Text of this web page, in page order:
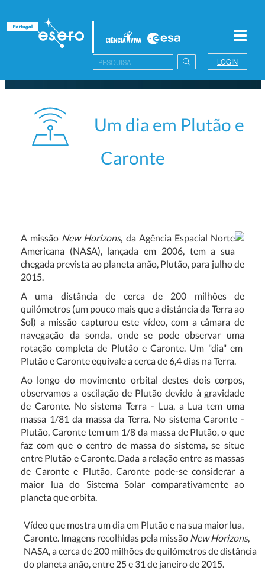
LOGIN
Um dia em Plutão e
Caronte
A missão New Horizons, da Agência Espacial Norte
Americana (NASA), lançada em 2006, tem a sua
chegada prevista ao planeta anão, Plutão, para julho de
2015.
A uma distância de cerca de 200 milhões de
quilómetros (um pouco mais que a distância da Terra ao
Sol) a missão capturou este vídeo, com a câmara de
navegação da sonda, onde se pode observar uma
rotação completade Plutão e Caronte. Um "dia" em
Plutãoe Caronteequivale a cerca de 6,4dias na Terra.
Ao longo do movimento orbital destes dois corpos,
observamos a oscilação de Plutão devido à gravidade
de Caronte. No sistema Terra - Lua, a Lua tem uma
massa 1/81 da massa da Terra. No sistema Caronte -
Plutão, Caronte tem um 1/8 da massa de Plutão, o que
faz com que o centro de massa do sistema, se situe
entre Plutão e Caronte. Dada a relação entre as massas
de Caronte e Plutão, Caronte pode-se considerar a
maior lua do Sistema Solar comparativamente ao
planeta que orbita.
Vídeo que mostra um dia em Plutão e na sua maior lua,
Caronte. Imagens recolhidas pela missão New Horizons,
NASA, a cerca de 200 milhões de quilómetros de distância
do planeta anão, entre 25 e 31 de janeiro de 2015.